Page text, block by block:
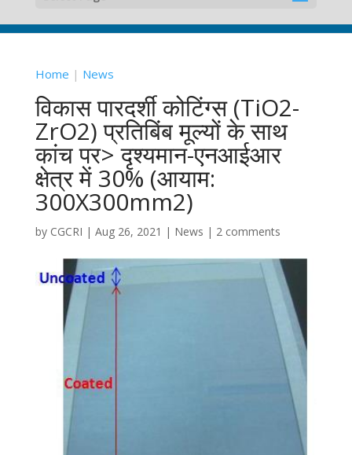
Home | News
विकास पारदर्शी कोटिंग्स (TiO2-
ZrO2) प्रतिबिंब मूल्यों के साथ
कांच पर> दृश्यमान-एनआईआर
क्षेत्र में 30% (आयाम:
300X300mm2)
by CGCRI | Aug 26, 2021 | News | 2 comments